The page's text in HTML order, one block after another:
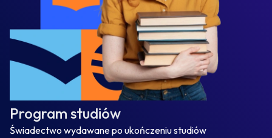
Program studiów
Świadectwo wydawane po ukończeniu studiów